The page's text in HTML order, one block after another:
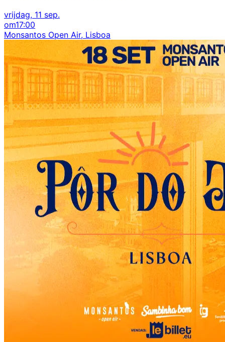
vrijdag, 11 sep.
om17:00
Monsantos Open Air, Lisboa